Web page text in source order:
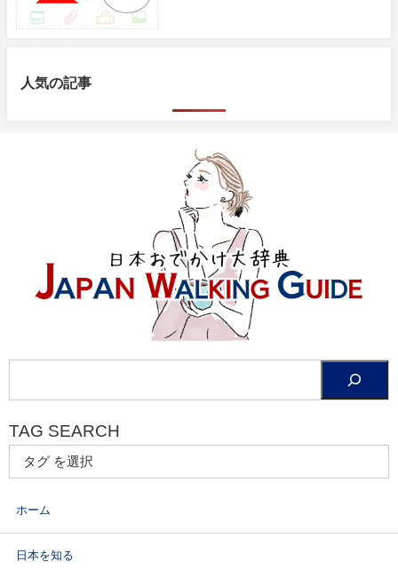
人気の記事
TAG SEARCH
ホーム
日本を知る